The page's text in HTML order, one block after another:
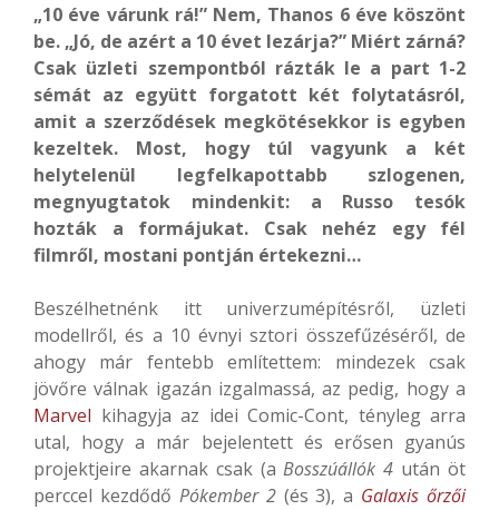
„10 éve várunk rá!” Nem, Thanos 6 éve köszönt
be. „Jó, de azért a 10 évet lezárja?” Miért zárná?
Csak üzleti szempontból rázták le a part 1-2
sémát az együtt forgatott két folytatásról,
amit a szerződések megkötésekkor is egyben
kezeltek. Most, hogy túl vagyunk a két
helytelenül legfelkapottabb szlogenen,
megnyugtatok mindenkit: a Russo tesók
hozták a formájukat. Csak nehéz egy fél
filmről, mostani pontján értekezni…
Beszélhetnénk itt univerzumépítésről, üzleti
modellről, és a 10 évnyi sztori összefűzéséről, de
ahogy már fentebb említettem: mindezek csak
jövőre válnak igazán izgalmassá, az pedig, hogy a
Marvel kihagyja az idei Comic-Cont, tényleg arra
utal, hogy a már bejelentett és erősen gyanús
projektjeire akarnak csak (aBosszúállók 4 után öt
perccel kezdődő Pókember 2(és 3), a Galaxis őrzői